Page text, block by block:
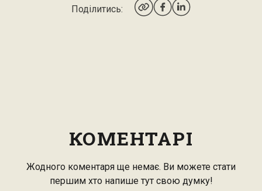
Поділитись:
КОМЕНТАРІ
Жодного коментаря ще немає. Ви можете стати
першим хто напише тут свою думку!